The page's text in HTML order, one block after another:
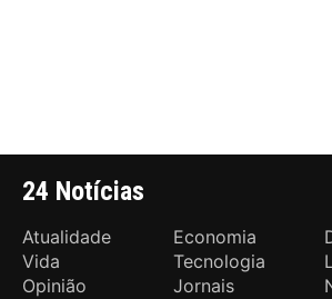
24 Notícias
Atualidade Economia
Vida
Tecnologia
Opinião
Jornais